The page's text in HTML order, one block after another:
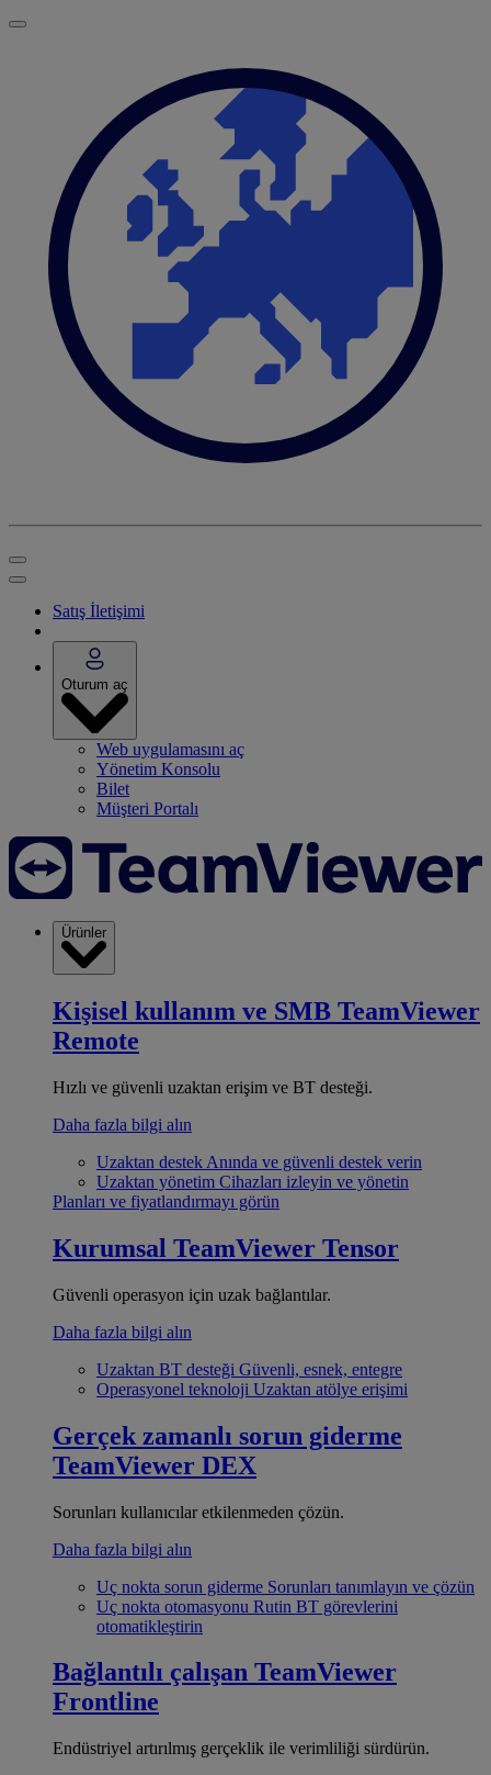
Satış İletişimi
Oturum aç
Web uygulamasını aç
Yönetim Konsolu
Bilet
Müşteri Portalı
Ürünler
Kişisel kullanım ve SMB TeamViewer
Remote
Hızlı ve güvenli uzaktan erişim ve BT desteği.
Daha fazla bilgi alın
Uzaktan destek Anında ve güvenli destek verin
Uzaktan yönetim Cihazları izleyin ve yönetin
Planları ve fiyatlandırmayı görün
Kurumsal TeamViewer Tensor
Güvenli operasyon için uzak bağlantılar.
Daha fazla bilgi alın
Uzaktan BT desteği Güvenli, esnek, entegre
Operasyonel teknoloji Uzaktan atölye erişimi
Gerçek zamanlı sorun giderme
TeamViewer DEX
Sorunları kullanıcılar etkilenmeden çözün.
Daha fazla bilgi alın
Uç nokta sorun giderme Sorunları tanımlayın ve çözün
Uç nokta otomasyonu Rutin BT görevlerini
otomatikleştirin
Bağlantılı çalışan TeamViewer
Frontline
Endüstriyel artırılmış gerçeklik ile verimliliği sürdürün.